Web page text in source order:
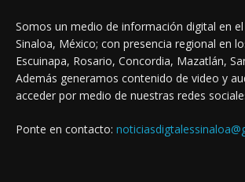
Somos un medio de información digital en
Sinaloa, México; con presencia regional en
Escuinapa, Rosario, Concordia, Mazatlán,
Además generamos contenido de video y
acceder por medio de nuestras redes
Ponte en contacto: